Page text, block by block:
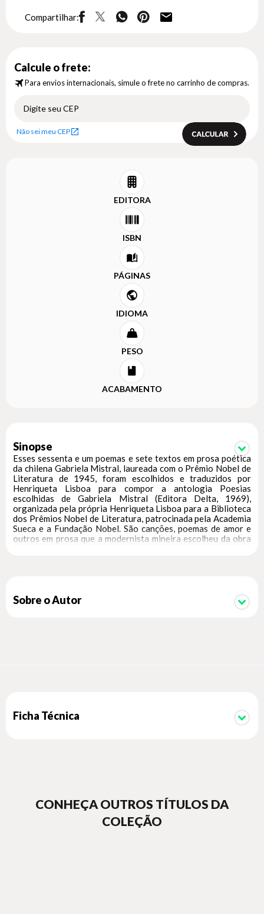
Compartilhar:
Calcule o frete:
Para envios internacionais, simule o frete no carrinho de compras.
Não sei meu CEP
EDITORA
ISBN
PÁGINAS
IDIOMA
PESO
ACABAMENTO
Sinopse
Esses sessenta e um poemas e sete textos em prosa poética
da chilena Gabriela Mistral, laureada com o Prêmio Nobel de
Literatura de 1945, foram escolhidos e traduzidos por
Henriqueta Lisboa para compor a antologia Poesias
escolhidas de Gabriela Mistral (Editora Delta, 1969),
organizada pela própria Henriqueta Lisboa para a Biblioteca
dos Prêmios Nobel de Literatura, patrocinada pela Academia
Sueca e a Fundação Nobel. São canções, poemas de amor e
outros em prosa que a modernista mineira escolheu da obra
concretizava a aspiração de uma rede de escritoras latino-
americanas já na primeira metade do século XX. Com
Sobre o Autor
Ficha Técnica
CONHEÇA OUTROS TÍTULOS DA
COLEÇÃO